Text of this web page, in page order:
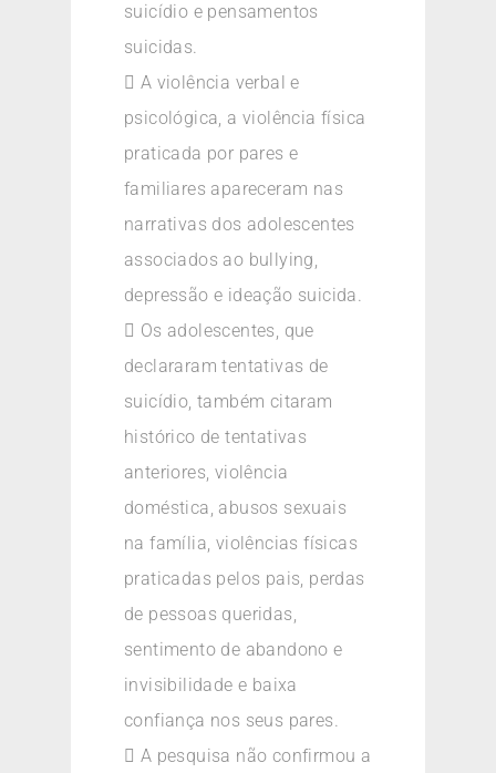
suicídio e pensamentos
suicidas.
 A violência verbal e
psicológica, a violência física
praticada por pares e
familiares apareceram nas
narrativas dos adolescentes
associados ao bullying,
depressão e ideação suicida.
 Os adolescentes, que
declararam tentativas de
suicídio, também citaram
histórico de tentativas
anteriores, violência
doméstica, abusos sexuais
na família, violências físicas
praticadas pelos pais, perdas
de pessoas queridas,
sentimento de abandono e
invisibilidade e baixa
confiança nos seus pares.
 A pesquisa não confirmou a